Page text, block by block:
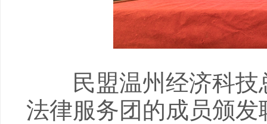
民盟温州经济科技
法律服务团的成员颁